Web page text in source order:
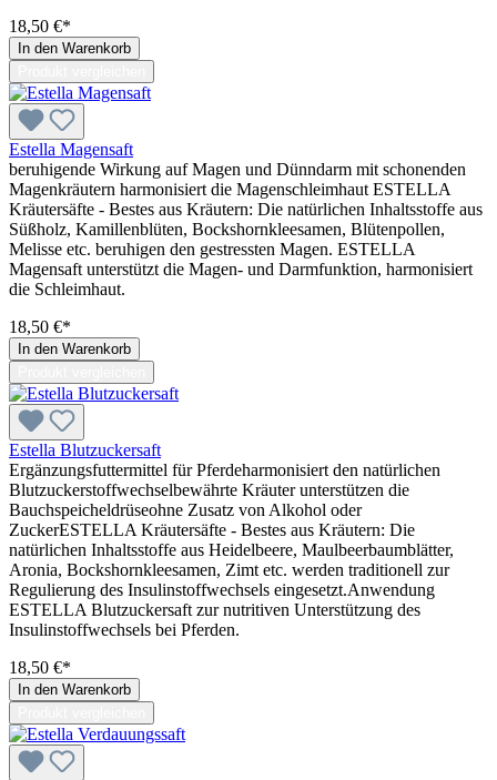
18,50 €*
In den Warenkorb
Estella Magensaft
beruhigende Wirkung auf Magen und Dünndarm mit schonenden
Magenkräutern harmonisiert die Magenschleimhaut ESTELLA
Kräutersäfte - Bestes aus Kräutern: Die natürlichen Inhaltsstoffe aus
Süßholz, Kamillenblüten, Bockshornkleesamen, Blütenpollen,
Melisse etc. beruhigen den gestressten Magen. ESTELLA
Magensaft unterstützt die Magen- und Darmfunktion, harmonisiert
die Schleimhaut.
18,50 €*
In den Warenkorb
Estella Blutzuckersaft
Ergänzungsfuttermittel für Pferdeharmonisiert den natürlichen
Blutzuckerstoffwechselbewährte Kräuter unterstützen die
Bauchspeicheldrüseohne Zusatz von Alkohol oder
ZuckerESTELLA Kräutersäfte - Bestes aus Kräutern: Die
natürlichen Inhaltsstoffe aus Heidelbeere, Maulbeerbaumblätter,
Aronia, Bockshornkleesamen, Zimt etc. werden traditionell zur
Regulierung des Insulinstoffwechsels eingesetzt.Anwendung
ESTELLA Blutzuckersaft zur nutritiven Unterstützung des
Insulinstoffwechsels bei Pferden.
18,50 €*
In den Warenkorb